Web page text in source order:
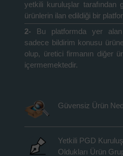
yetkili kuruluşlar tarafından
ürünlerin ilan edildiği bir
2-
Bu platformda yer
sadece bildirim konusu
olup, üretici firmanın diğer
içermemektedir.
Güvensiz Ürün
Yetkili PGD
Oldukları Ürün